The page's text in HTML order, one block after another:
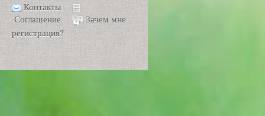
Контакты
Соглашение
Зачем мне
регистрация?